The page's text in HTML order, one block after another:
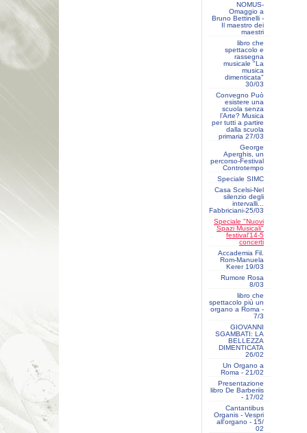
NOMUS-
Omaggio a
Bruno Bettinelli -
Il maestro dei
maestri
libro che
spettacolo e
rassegna
musicale "La
musica
dimenticata"
30/03
Convegno Può
esistere una
scuola senza
l’Arte? Musica
per tutti a partire
dalla scuola
primaria 27/03
George
Aperghis, un
percorso-Festival
Controtempo
Speciale SIMC
Casa Scelsi-Nel
silenzio degli
intervalli...
Fabbriciani-25/03
Speciale "Nuovi
Spazi Musicali"
festival'14-5
concerti
Accademia Fil.
Rom-Manuela
Kerer 19/03
Rumore Rosa
8/03
libro che
spettacolo più un
organo a Roma -
7/3
GIOVANNI
SGAMBATI: LA
BELLEZZA
DIMENTICATA
26/02
Un Organo a
Roma - 21/02
Presentazione
libro De Barberiis
- 17/02
Cantantibus
Organis - Vespri
all'organo - 15/
02